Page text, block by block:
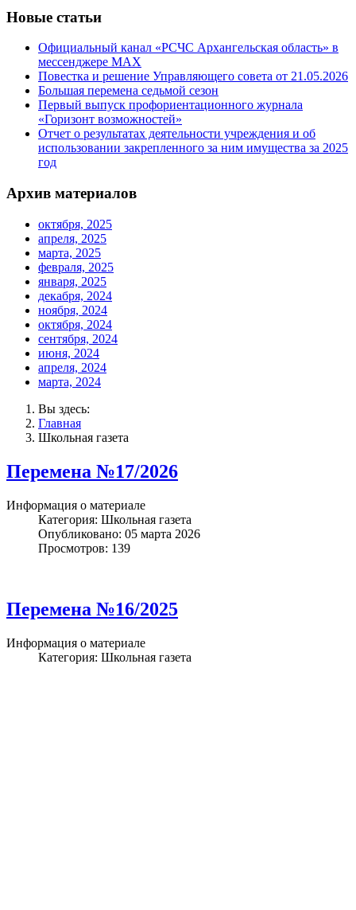
Новые статьи
Официальный канал «РСЧС Архангельская область» в
мессенджере MAX
Повестка и решение Управляющего совета от 21.05.2026
Большая перемена седьмой сезон
Первый выпуск профориентационного журнала
«Горизонт возможностей»
Отчет о результатах деятельности учреждения и об
использовании закрепленного за ним имущества за 2025
год
Архив материалов
октября, 2025
апреля, 2025
марта, 2025
февраля, 2025
января, 2025
декабря, 2024
ноября, 2024
октября, 2024
сентября, 2024
июня, 2024
апреля, 2024
марта, 2024
Вы здесь:
Главная
Школьная газета
Перемена №17/2026
Информация о материале
Категория: Школьная газета
Опубликовано: 05 марта 2026
Просмотров: 139
Перемена №16/2025
Информация о материале
Категория: Школьная газета